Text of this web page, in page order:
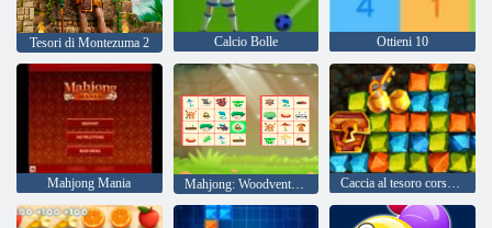
Tesori di Montezuma 2 Calcio Bolle Ottieni 10
Mahjong Mania Mahjong: Woodventure connect Caccia al tesoro corsa all'oro